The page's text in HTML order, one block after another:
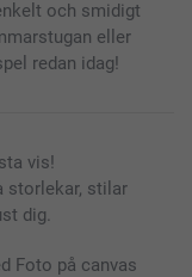
och smidigt
eller
redan idag!
vis!
storlekar, stilar
dig.
Foto på canvas